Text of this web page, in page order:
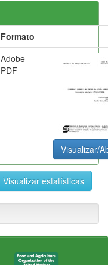
Formato
Adobe
PDF
Visualizar/
Visualizar estatísticas